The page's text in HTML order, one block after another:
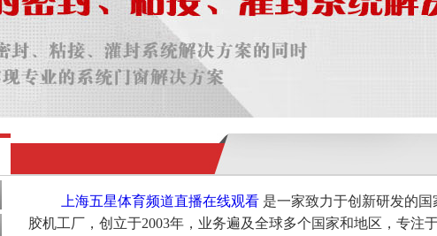
上海五星体育频道直播在线观看 是一家致力于创新研发的
胶机工厂，创立于2003年，业务遍及全球多个国家和地区，专注